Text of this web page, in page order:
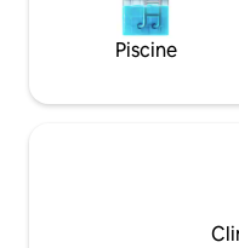
élégante mais
Piscine